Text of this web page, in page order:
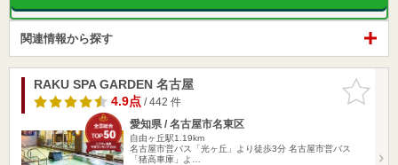
関連情報から探す
お気に入
りに追加
RAKU SPA GARDEN 名古屋
4.9点/ 442 件
愛知県 / 名古屋市名東区
自由ヶ丘駅1.19km
名古屋市営バス「光ヶ丘」より徒歩3分 名古屋市営バス
「猪高車庫」よ…